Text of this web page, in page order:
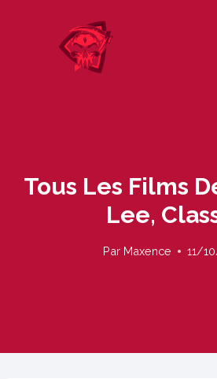
Tous Les Films
Lee,
Par Maxence 11/